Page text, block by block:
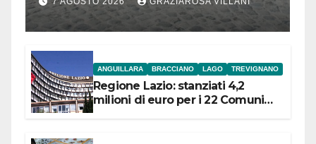
l’inaugurazione
ANGUILLARA BRACCIANO LAGO TREVIGNANO
Regione Lazio: stanziati 4,2
milioni di euro per i 22 Comuni